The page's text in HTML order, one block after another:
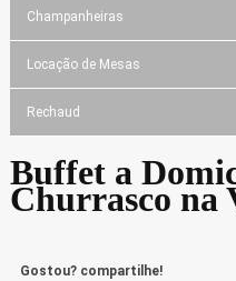
Champanheiras
Locação de Mesas
Rechaud
Buffet a
Churrasco na
Gostou? compartilhe!